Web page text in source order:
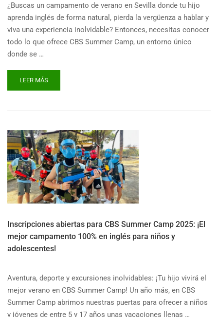
¿Buscas un campamento de verano en Sevilla donde tu hijo
aprenda inglés de forma natural, pierda la vergüenza a hablar y
viva una experiencia inolvidable? Entonces, necesitas conocer
todo lo que ofrece CBS Summer Camp, un entorno único
donde se …
READ
MORE
100%
EN
INGLÉS
EN
SEVILLA
LEER MÁS
Inscripciones abiertas para CBS Summer Camp 2025: ¡El
mejor campamento 100% en inglés para niños y
adolescentes!
Aventura, deporte y excursiones inolvidables: ¡Tu hijo vivirá el
mejor verano en CBS Summer Camp! Un año más, en CBS
Summer Camp abrimos nuestras puertas para ofrecer a niños
y jóvenes de entre 5 y 17 años unas vacaciones llenas …